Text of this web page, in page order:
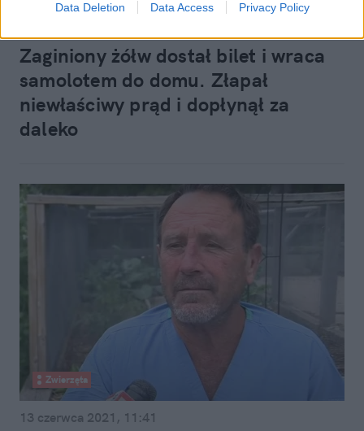
Data Deletion Data Access Privacy Policy
Zaginiony żółw dostał bilet i wraca
samolotem do domu. Złapał
niewłaściwy prąd i dopłynął za
daleko
Zwierzęta
13 czerwca 2021, 11:41